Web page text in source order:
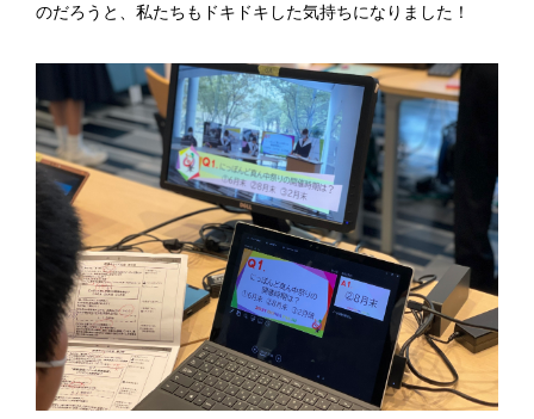
のだろうと、私たちもドキドキした気持ちになりました！